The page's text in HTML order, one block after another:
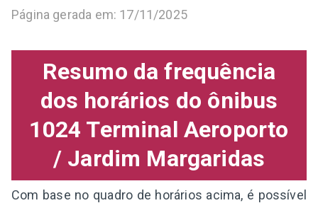
Página gerada em: 17/11/2025
Resumo da frequência
dos horários do ônibus
1024 Terminal Aeroporto
/ Jardim Margaridas
Com base no quadro de horários acima, é possível